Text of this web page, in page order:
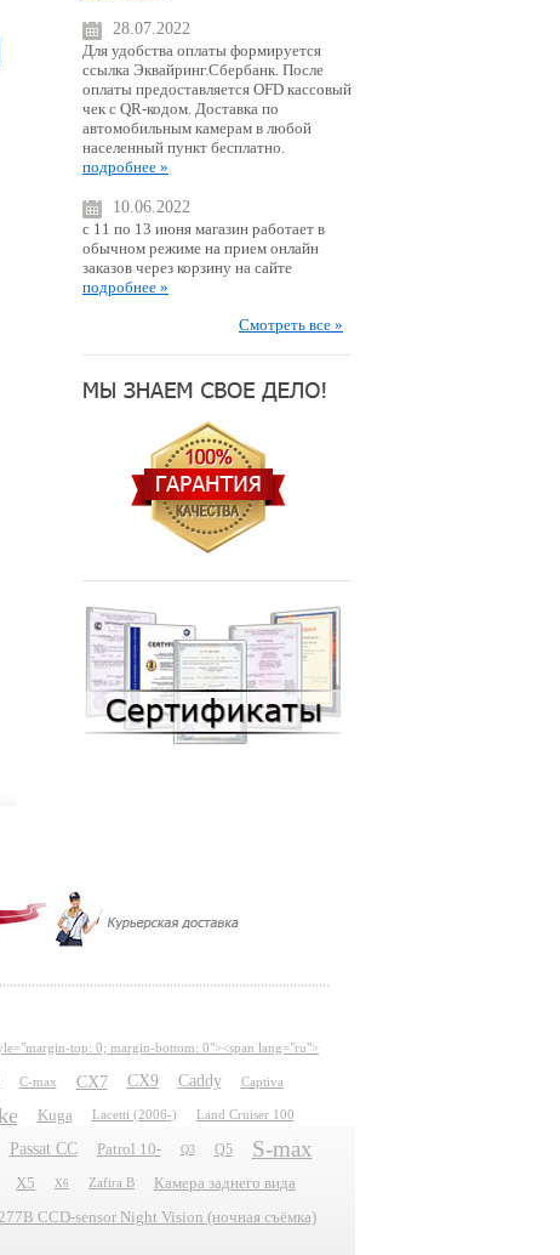
28.07.2022
Для удобства оплаты формируется
ссылка Эквайринг.Сбербанк. После
оплаты предоставляется OFD кассовый
чек с QR-кодом. Доставка по
автомобильным камерам в любой
населенный пункт бесплатно.
подробнее »
10.06.2022
с 11 по 13 июня магазин работает в
обычном режиме на прием онлайн
заказов через корзину на сайте
подробнее »
Смотреть все »
top: 0; margin-bottom: 0"><span lang="ru">
C-max CX7 CX9 Caddy Captiva
Kuga Lacetti (2006-) Land Cruiser 100
Passat CC Patrol 10- Q3 Q5 S-max
X5 X6 Zafira B
Камера заднего вида
CCD-sensor Night Vision (ночная съёмка)